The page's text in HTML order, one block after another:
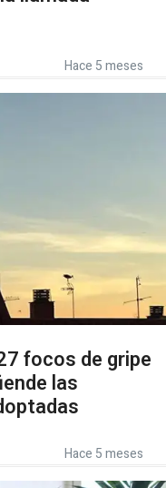
Hace 5 meses
focos de gripe
las
Hace 5 meses